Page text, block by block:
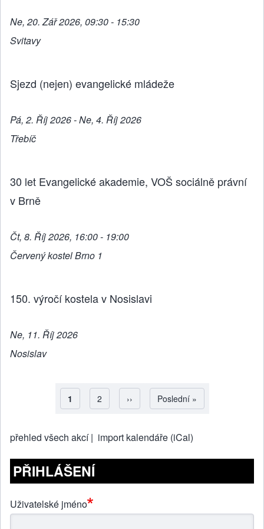
Ne, 20. Zář 2026, 09:30 - 15:30
Svitavy
Sjezd (nejen) evangelické mládeže
Pá, 2. Říj 2026 - Ne, 4. Říj 2026
Třebíč
30 let Evangelické akademie, VOŠ sociálně právní
v Brně
Čt, 8. Říj 2026, 16:00 - 19:00
Červený kostel Brno 1
150. výročí kostela v Nosislavi
Ne, 11. Říj 2026
Nosislav
Pagination
Aktuální stránka
1 Strana
2 Následující stránka
›› Poslední stránka
Poslední »
přehled všech akcí | import kalendáře (iCal)
PŘIHLÁŠENÍ
Uživatelské jméno